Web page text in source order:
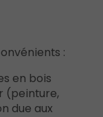
:
en bois
(peinture,
due aux